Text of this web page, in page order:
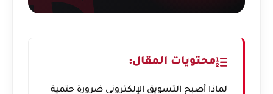
محتويات المقال:
لماذا أصبح التسويق الإلكتروني ضرورة حتمية